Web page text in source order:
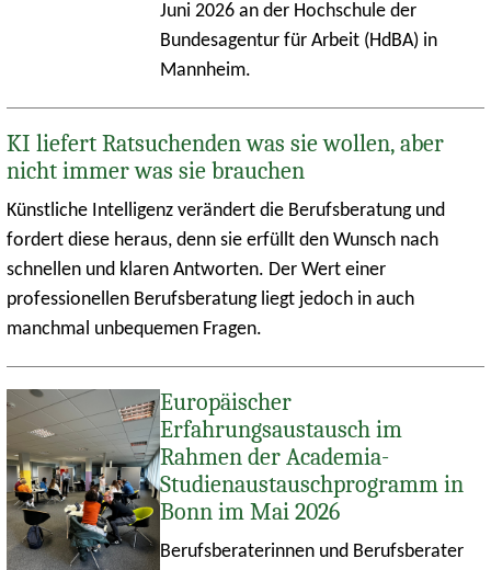
Juni 2026 an der Hochschule der
Bundesagentur für Arbeit (HdBA) in
Mannheim.
KI liefert Ratsuchenden was sie wollen, aber
nicht immer was sie brauchen
Künstliche Intelligenz verändert die Berufsberatung und
fordert diese heraus, denn sie erfüllt den Wunsch nach
schnellen und klaren Antworten. Der Wert einer
professionellen Berufsberatung liegt jedoch in auch
manchmal unbequemen Fragen.
Europäischer
Erfahrungsaustausch im
Rahmen der Academia-
Studienaustauschprogramm in
Bonn im Mai 2026
Berufsberaterinnen und Berufsberater